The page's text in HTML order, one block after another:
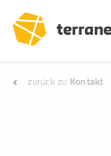
zurück zu Kontakt